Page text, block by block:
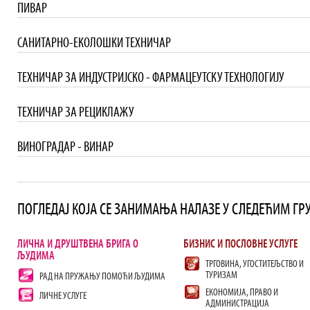
ПИВАР
САНИТАРНО-ЕКОЛОШКИ ТЕХНИЧАР
ТЕХНИЧАР ЗА ИНДУСТРИЈСКО - ФАРМАЦЕУТСКУ ТЕХНОЛОГИЈУ
ТЕХНИЧАР ЗА РЕЦИКЛАЖУ
ВИНОГРАДАР - ВИНАР
ПОГЛЕДАЈ КОЈА СЕ ЗАНИМАЊА НАЛАЗЕ У СЛЕДЕЋИМ
ЛИЧНА И ДРУШТВЕНА БРИГА О
ЉУДИМА
РАД НА ПРУЖАЊУ ПОМОЋИ ЉУДИМА
ЛИЧНЕ УСЛУГЕ
БИЗНИС И ПОСЛОВНЕ УСЛУГЕ
ТРГОВИНА, УГОСТИТЕЉСТВО И
ТУРИЗАМ
ЕКОНОМИЈА, ПРАВО И
АДМИНИСТРАЦИЈА